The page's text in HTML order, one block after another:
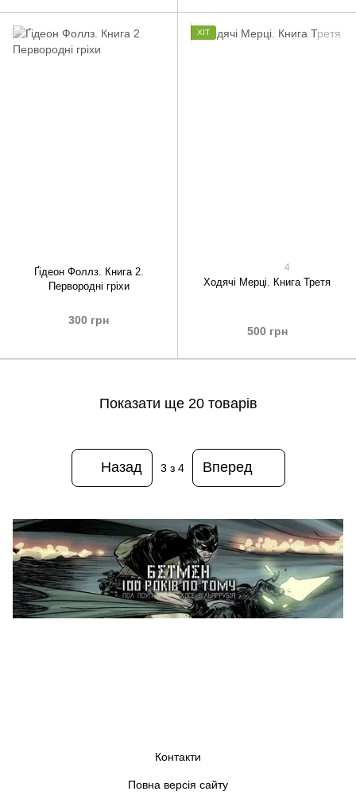
Ґідеон Фоллз. Книга 2.
Первородні гріхи
300 грн
ХІТ
4
Ходячі Мерці. Книга Третя
500 грн
Показати ще 20 товарів
Назад 3 з 4 Вперед
Контакти
Повна версія сайту